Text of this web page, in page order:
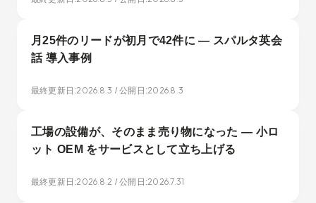
月25件のリードが初月で42件に — スパルタ英会
話 導入事例
最終更新日:2026.8.3 / 公開日:2026.8.3
工場の設備が、そのまま売り物になった — 小ロ
ット OEM をサービスとして立ち上げる
最終更新日:2026.8.2 / 公開日:2026.7.31